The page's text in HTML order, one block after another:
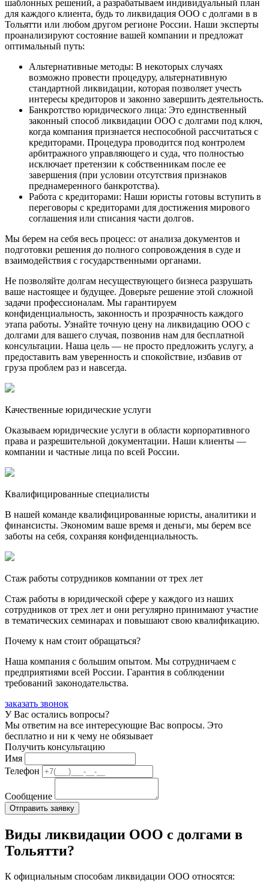
шаблонных решений, а разрабатываем индивидуальный план
для каждого клиента, будь то ликвидация ООО с долгами в в
Тольятти или любом другом регионе России. Наши эксперты
проанализируют состояние вашей компании и предложат
оптимальный путь:
Альтернативные методы: В некоторых случаях
возможно провести процедуру, альтернативную
стандартной ликвидации, которая позволяет учесть
интересы кредиторов и законно завершить деятельность.
Банкротство юридического лица: Это единственный
законный способ ликвидации ООО с долгами под ключ,
когда компания признается неспособной рассчитаться с
кредиторами. Процедура проводится под контролем
арбитражного управляющего и суда, что полностью
исключает претензии к собственникам после ее
завершения (при условии отсутствия признаков
преднамеренного банкротства).
Работа с кредиторами: Наши юристы готовы вступить в
переговоры с кредиторами для достижения мирового
соглашения или списания части долгов.
Мы берем на себя весь процесс: от анализа документов и
подготовки решения до полного сопровождения в суде и
взаимодействия с государственными органами.
Не позволяйте долгам несуществующего бизнеса разрушать
ваше настоящее и будущее. Доверьте решение этой сложной
задачи профессионалам. Мы гарантируем
конфиденциальность, законность и прозрачность каждого
этапа работы. Узнайте точную цену на ликвидацию ООО с
долгами для вашего случая, позвонив нам для бесплатной
консультации. Наша цель — не просто предложить услугу, а
предоставить вам уверенность и спокойствие, избавив от
груза проблем раз и навсегда.
Качественные юридические услуги
Оказываем юридические услуги в области корпоративного
права и разрешительной документации. Наши клиенты —
компании и частные лица по всей России.
Квалифицированные специалисты
В нашей команде квалифицированные юристы, аналитики и
финансисты. Экономим ваше время и деньги, мы берем все
заботы на себя, сохраняя конфиденциальность.
Стаж работы сотрудников компании от трех лет
Стаж работы в юридической сфере у каждого из наших
сотрудников от трех лет и они регулярно принимают участие
в тематических семинарах и повышают свою квалификацию.
Почему к нам стоит обращаться?
Наша компания с большим опытом. Мы сотрудничаем с
предприятиями всей России. Гарантия в соблюдении
требований законодательства.
заказать звонок
У Вас остались вопросы?
Мы ответим на все интересующие Вас вопросы. Это
бесплатно и ни к чему не обязывает
Получить консультацию
Имя
Телефон
Сообщение
Виды ликвидации ООО с долгами в
Тольятти?
К официальным способам ликвидации ООО относятся: